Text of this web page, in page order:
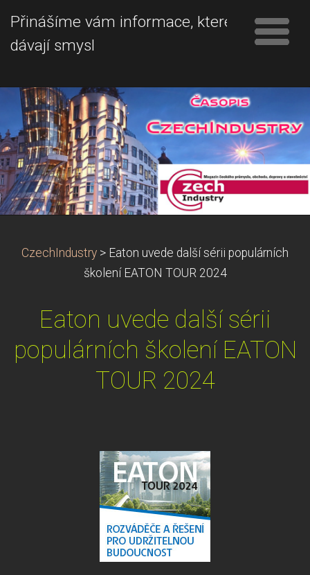
Přinášíme vám informace, které
dávají smysl
CzechIndustry > Eaton uvede další sérii populárních
školení EATON TOUR 2024
Eaton uvede další sérii
populárních školení EATON
TOUR 2024